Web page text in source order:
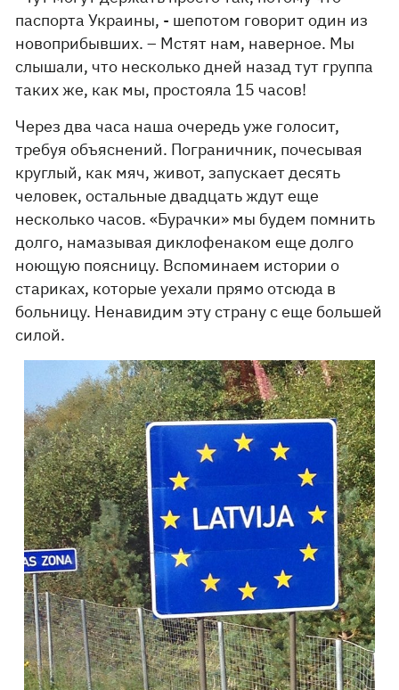
паспорта Украины, - шепотом говорит один из
новоприбывших. – Мстят нам, наверное. Мы
слышали, что несколько дней назад тут группа
таких же, как мы, простояла 15 часов!
Через два часа наша очередь уже голосит,
требуя объяснений. Пограничник, почесывая
круглый, как мяч, живот, запускает десять
человек, остальные двадцать ждут еще
несколько часов. «Бурачки» мы будем помнить
долго, намазывая диклофенаком еще долго
ноющую поясницу. Вспоминаем истории о
стариках, которые уехали прямо отсюда в
больницу. Ненавидим эту страну с еще большей
силой.